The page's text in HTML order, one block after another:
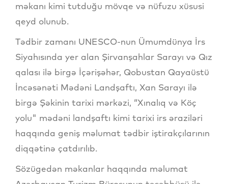
məkanı kimi tutduğu mövqe və nüfuzu xüsusi
qeyd olunub.
Tədbir zamanı UNESCO-nun Ümumdünya İrs
Siyahısında yer alan Şirvanşahlar Sarayı və Qız
qalası ilə birgə İçərişəhər, Qobustan Qayaüstü
İncəsənəti Mədəni Landşaftı, Xan Sarayı ilə
birgə Şəkinin tarixi mərkəzi, “Xınalıq və Köç
yolu" mədəni landşaftı kimi tarixi irs əraziləri
haqqında geniş məlumat tədbir iştirakçılarının
diqqətinə çatdırılıb.
Sözügedən məkanlar haqqında məlumat